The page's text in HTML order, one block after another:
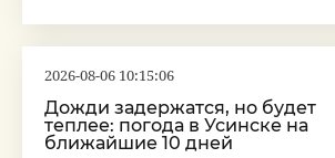
2026-08-06 10:15:06
Дожди задержатся, но будет
теплее: погода в Усинске на
ближайшие 10 дней